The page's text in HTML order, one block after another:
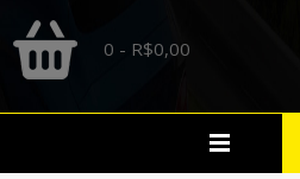
0 - R$0,00